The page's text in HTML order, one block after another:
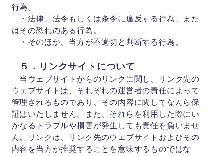
行為。
・法律、法令もしくは条令に違反する行為、また
はその恐れのある行為。
・そのほか、当方が不適切と判断する行為。
５．リンクサイトについて
当ウェブサイトからのリンクに関し、リンク先の
ウェブサイトは、それぞれの運営者の責任によって
管理されるものであり、その内容に関してなんら保
証はいたしません。また、それらを利用した際にい
かなるトラブルや損害が発生しても責任を負いませ
ん。リンクは、リンク先のウェブサイトおよびその
内容を当方が推奨することを意味するものではな